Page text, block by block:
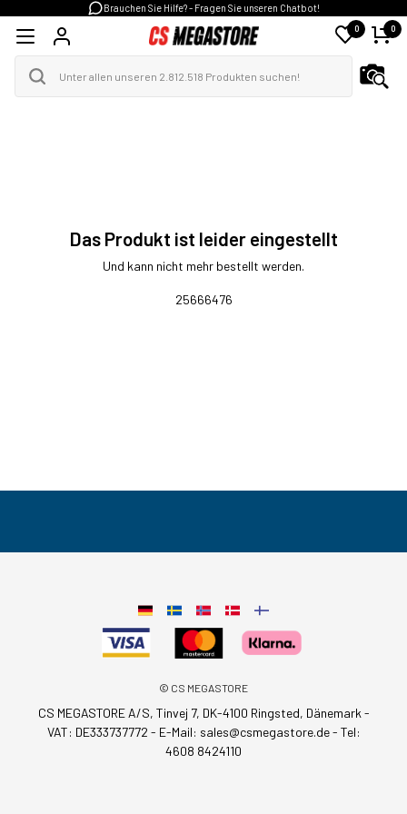
Brauchen Sie Hilfe? - Fragen Sie unseren Chatbot!
0 0
Das Produkt ist leider eingestellt
Und kann nicht mehr bestellt werden.
25666476
© CS MEGASTORE
CS MEGASTORE A/S, Tinvej 7, DK-4100 Ringsted, Dänemark -
VAT: DE333737772 - E-Mail: sales@csmegastore.de- Tel:
4608 8424110